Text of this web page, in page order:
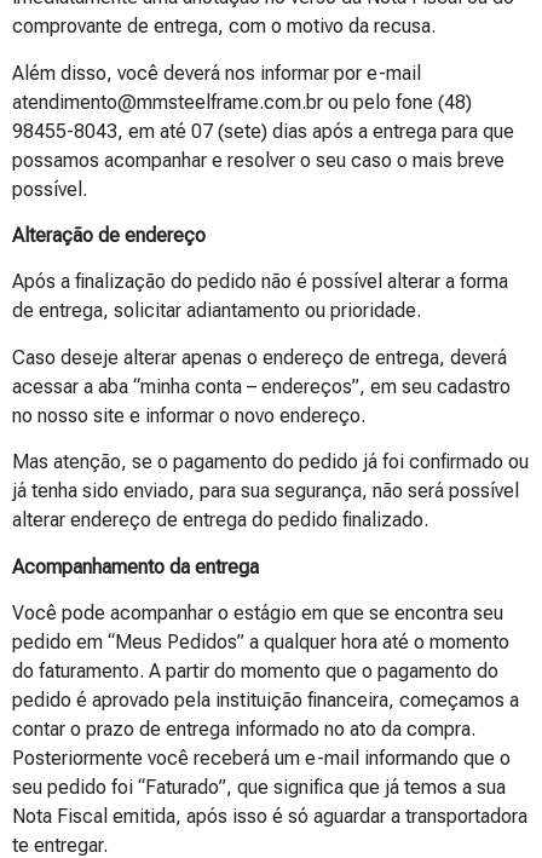
comprovante de entrega, com o motivo da recusa.
Além disso, você deverá nos informar por e-mail
atendimento@mmsteelframe.com.br ou pelo fone (48)
98455-8043, em até 07 (sete) dias após a entrega para que
possamos acompanhar e resolver o seu caso o mais breve
possível.
Alteração de endereço
Após a finalização do pedido não é possível alterar a forma
de entrega, solicitar adiantamento ou prioridade.
Caso deseje alterar apenas o endereço de entrega, deverá
acessar a aba “minha conta – endereços”, em seu cadastro
no nosso site e informar o novo endereço.
Mas atenção, se o pagamento do pedido já foi confirmado ou
já tenha sido enviado, para sua segurança, não será possível
alterar endereço de entrega do pedido finalizado.
Acompanhamento da entrega
Você pode acompanhar o estágio em que se encontra seu
pedido em “Meus Pedidos” a qualquer hora até o momento
do faturamento. A partir do momento que o pagamento do
pedido é aprovado pela instituição financeira, começamos a
contar o prazo de entrega informado no ato da compra.
Posteriormente você receberá um e-mail informando que o
seu pedido foi “Faturado”, que significa que já temos a sua
Nota Fiscal emitida, após isso é só aguardar a transportadora
te entregar.